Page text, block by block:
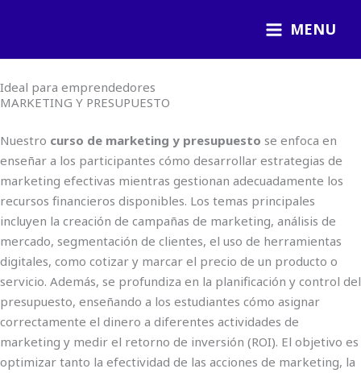
MENU
Ideal para emprendedores
MARKETING Y PRESUPUESTO
Nuestro curso de marketing y presupuesto se enfoca en
enseñar a los participantes cómo desarrollar estrategias de
marketing efectivas mientras gestionan adecuadamente los
recursos financieros disponibles. Los temas principales
incluyen la creación de campañas de marketing, análisis de
mercado, segmentación de clientes, el uso de herramientas
digitales, como cotizar y marcar el precio de un producto o
servicio. Además, se profundiza en la planificación y control del
presupuesto, enseñando a los estudiantes cómo asignar
correctamente el dinero a diferentes actividades de
marketing y medir el retorno de inversión (ROI). El objetivo es
optimizar tanto la efectividad de las acciones de marketing, la